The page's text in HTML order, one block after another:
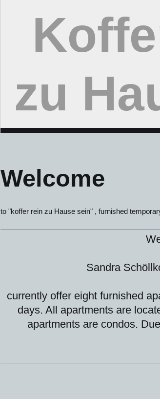
zu
Welcome
to "koffer rein zu Hause sein" , furnished
Sandra
currently offer eight furnished
days. All apartments are
apartments are condos.